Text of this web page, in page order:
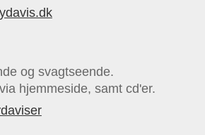
og svagtseende.
hjemmeside, samt cd'er.